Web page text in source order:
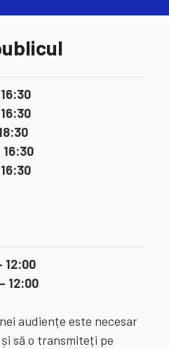
16:30
12:00
12:00
audiențe este necesar
să o transmiteți pe